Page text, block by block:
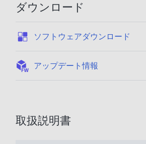
ダウンロード
ソフトウェアダウンロード
アップデート情報
取扱説明書